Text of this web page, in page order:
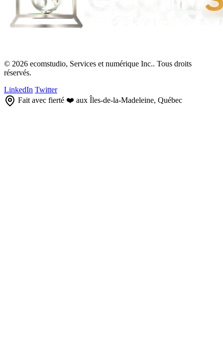
© 2026 ecomstudio, Services et numérique Inc.. Tous droits
réservés.
LinkedIn Twitter
Fait avec fierté ❤️ aux Îles-de-la-Madeleine, Québec